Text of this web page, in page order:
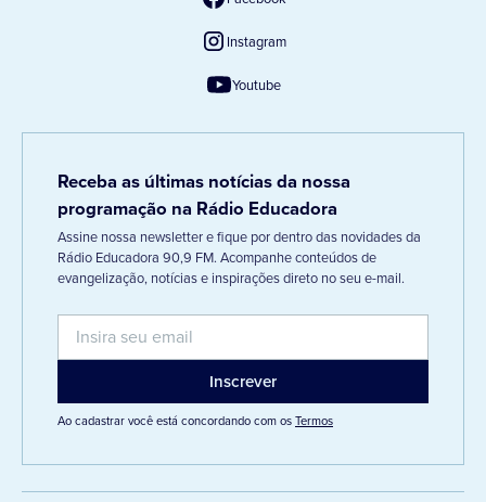
Instagram
Youtube
Receba as últimas notícias da nossa
programação na Rádio Educadora
Assine nossa newsletter e fique por dentro das novidades da
Rádio Educadora 90,9 FM. Acompanhe conteúdos de
evangelização, notícias e inspirações direto no seu e-mail.
Ao cadastrar você está concordando com osTermos